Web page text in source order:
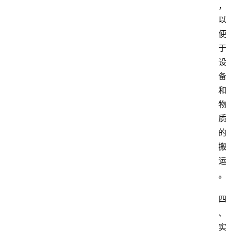
，
以
便
于
设
备
和
物
质
的
搬
运
。
四
实